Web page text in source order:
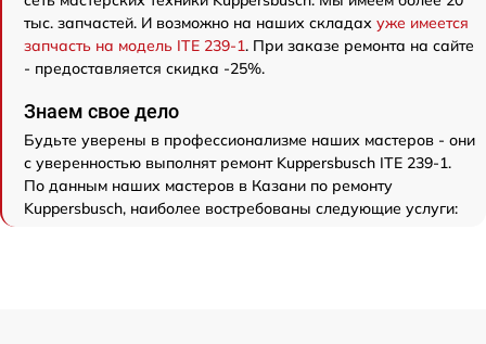
тыс. запчастей. И возможно на наших складах уже имеется
запчасть на модель ITE 239-1. При заказе ремонта на сайте
- предоставляется скидка -25%.
Знаем свое дело
Будьте уверены в профессионализме наших мастеров - они
с уверенностью выполнят ремонт Kuppersbusch ITE 239-1.
По данным наших мастеров в Казани по ремонту
Kuppersbusch, наиболее востребованы следующие услуги: